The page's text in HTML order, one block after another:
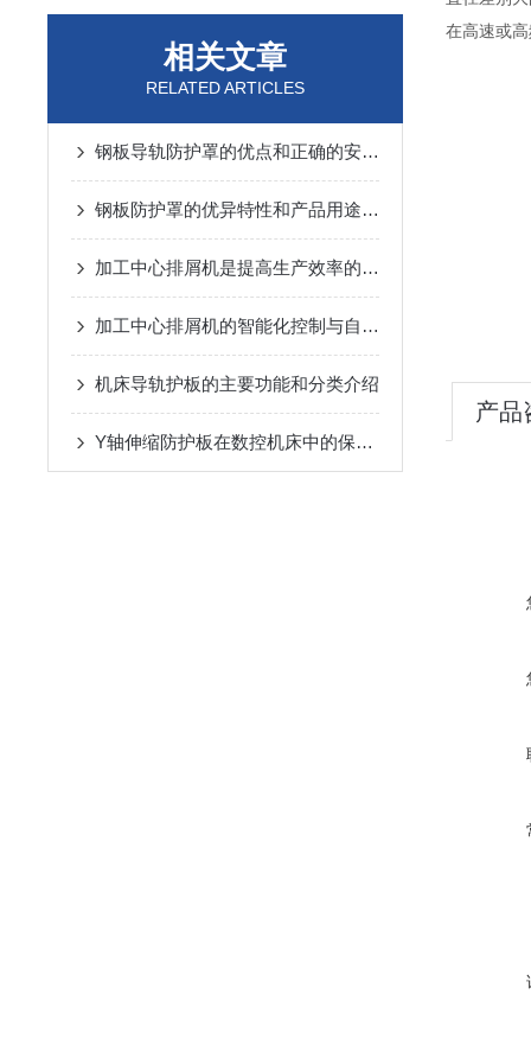
相关文章
RELATED ARTICLES
钢板导轨防护罩的优点和正确的安装方式
钢板防护罩的优异特性和产品用途有哪些
加工中心排屑机是提高生产效率的装置
加工中心排屑机的智能化控制与自动化优势
机床导轨护板的主要功能和分类介绍
Y轴伸缩防护板在数控机床中的保护功能介绍
在高速或
产品